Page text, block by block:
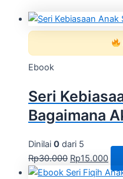
Ebook
Seri
Bagaimana
Dinilai 0 dari 5
Rp30.000 Rp15.000